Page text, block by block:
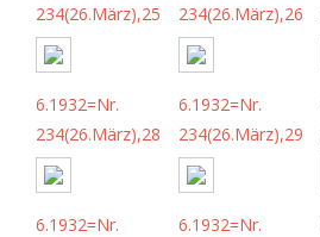
234(26.März),25
234(26.März),26
6.1932=Nr.
234(26.März),28
6.1932=Nr.
234(26.März),29
6.1932=Nr.
6.1932=Nr.